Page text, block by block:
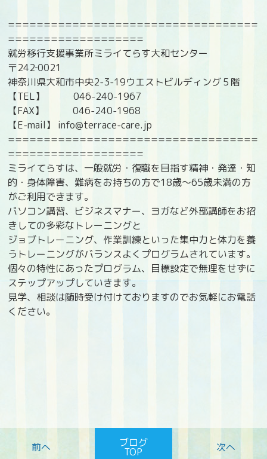
===================================
===================
就労移行支援事業所ミライてらす大和センター
〒242‐0021
神奈川県大和市中央2-3-19ウエストビルディング５階
【TEL】 046-240-1967
【FAX】 046-240-1968
【E-mail】 info@terrace-care.jp
===================================
===================
ミライてらすは、一般就労・復職を目指す精神・発達・知
的・身体障害、難病をお持ちの方で18歳〜65歳未満の方
がご利用できます。
パソコン講習、ビジネスマナー、ヨガなど外部講師をお招
きしての多彩なトレーニングと
ジョブトレーニング、作業訓練といった集中力と体力を養
うトレーニングがバランスよくプログラムされています。
個々の特性にあったプログラム、目標設定で無理をせずに
ステップアップしていきます。
見学、相談は随時受け付けておりますのでお気軽にお電話
ください。
ブログ
TOP